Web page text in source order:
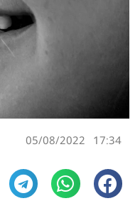
17:34
05/08/2022